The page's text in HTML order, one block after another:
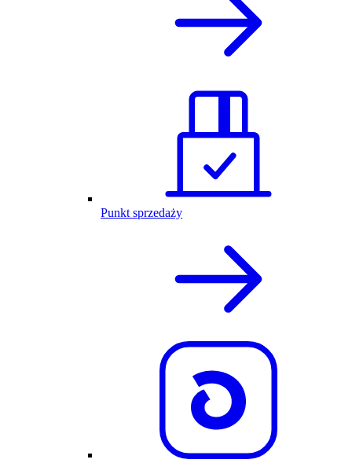
Punkt sprzedaży